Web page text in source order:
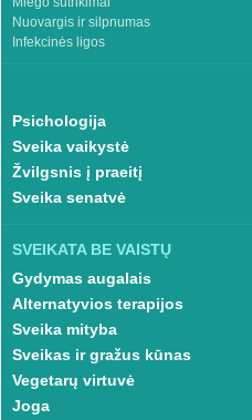
Nuovargis ir silpnumas
Infekcinės ligos
Psichologija
Sveika vaikystė
Žvilgsnis į praeitį
Sveika senatvė
SVEIKATA BE VAISTŲ
Gydymas augalais
Alternatyvios terapijos
Sveika mityba
Sveikas ir gražus kūnas
Vegetarų virtuvė
Joga